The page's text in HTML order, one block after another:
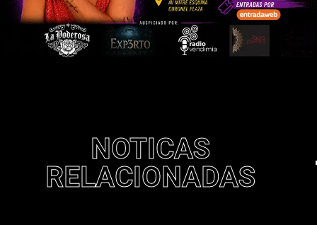
NOTICAS
RELACIONADAS